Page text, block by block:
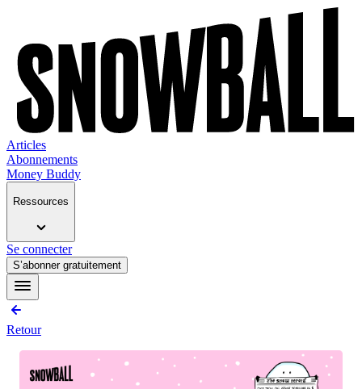
Articles
Abonnements
Money Buddy
Ressources
Se connecter
S’abonner gratuitement
Retour